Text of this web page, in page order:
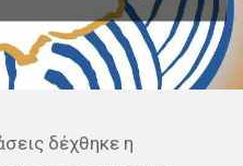
δέχθηκε η